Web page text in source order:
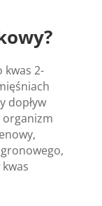
kwas 2-
dopływ
organizm